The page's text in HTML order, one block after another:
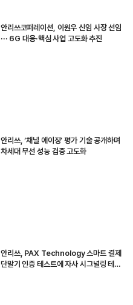
안리쓰코퍼레이션, 이원우 신임 사장 선임
··· 6G 대응·핵심 사업 고도화 추진
안리쓰, ‘채널 에이징’ 평가 기술 공개하며
차세대 무선 성능 검증 고도화
안리쓰, PAX Technology 스마트 결제
단말기 인증 테스트에 자사 시그널링 테스